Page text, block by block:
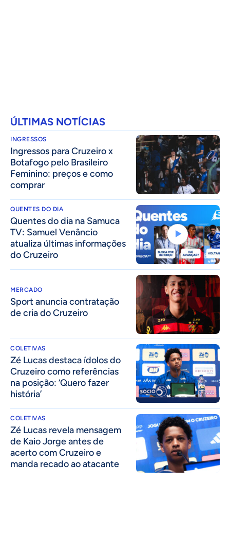
ÚLTIMAS NOTÍCIAS
INGRESSOS
Ingressos para Cruzeiro x
Botafogo pelo Brasileiro
Feminino: preços e como
comprar
QUENTES DO DIA
Quentes do dia na Samuca
TV: Samuel Venâncio
atualiza últimas informações
do Cruzeiro
MERCADO
Sport anuncia contratação
de cria do Cruzeiro
COLETIVAS
Zé Lucas destaca ídolos do
Cruzeiro como referências
na posição: ‘Quero fazer
história’
COLETIVAS
Zé Lucas revela mensagem
de Kaio Jorge antes de
acerto com Cruzeiro e
manda recado ao atacante